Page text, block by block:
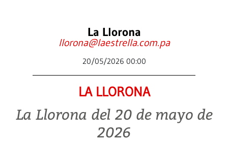
La Llorona
llorona@laestrella.com.pa
20/05/2026 00:00
LA LLORONA
La Llorona del 20 de mayo de
2026